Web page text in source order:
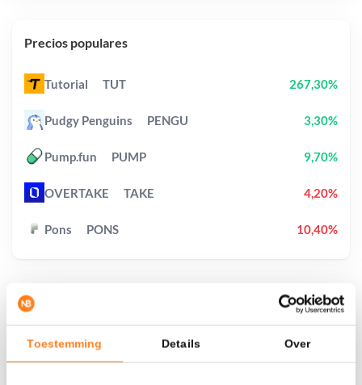
Toestemming Details Over
Mira cuánto valor tendrías hoy si hubieras
aplicado el dollar-cost averaging en distintas
Precios populares
Tutorial TUT 267,30%
Pudgy Penguins PENGU 3,30%
Pump.fun PUMP 9,70%
OVERTAKE TAKE 4,20%
Pons PONS 10,40%